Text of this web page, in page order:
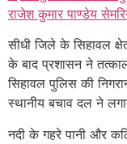
राजेश कुमार पाण्डेय
सीधी जिले के सिहावल
के बाद प्रशासन ने
सिहावल पुलिस की
स्थानीय बचाव दल ने
नदी के गहरे पानी और